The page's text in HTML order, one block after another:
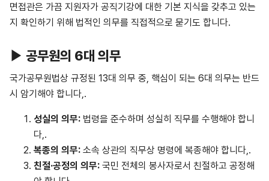
면접관은 가끔 지원자가 공직기강에 대한 기본 지식을 갖추고 있는
지 확인하기 위해 법적인 의무를 직접적으로 묻기도 합니다.
▶ 공무원의 6대 의무
국가공무원법상 규정된 13대 의무 중, 핵심이 되는 6대 의무는 반드
시 암기해야 합니다,.
성실의 의무: 법령을 준수하며 성실히 직무를 수행해야 합니
다,.
복종의 의무: 소속 상관의 직무상 명령에 복종해야 합니다,.
친절·공정의 의무: 국민 전체의 봉사자로서 친절하고 공정해